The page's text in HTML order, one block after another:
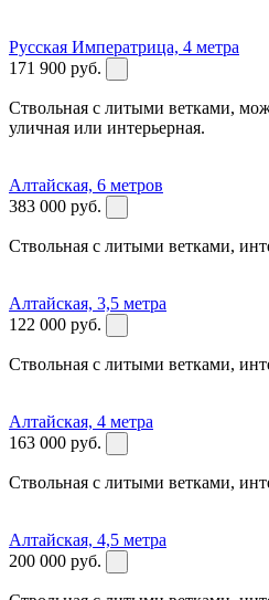
Русская Императрица, 4 метра
171 900 руб.
Ствольная с литыми ветками,
уличная или интерьерная.
Алтайская, 6 метров
383 000 руб.
Ствольная с литыми ветками,
Алтайская, 3,5 метрa
122 000 руб.
Ствольная с литыми ветками,
Алтайская, 4 метра
163 000 руб.
Ствольная с литыми ветками,
Алтайская, 4,5 метрa
200 000 руб.